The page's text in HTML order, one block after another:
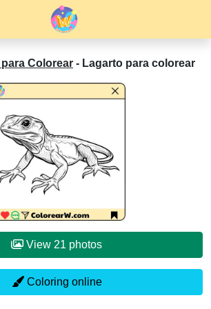
Colorear - Lagarto para colorear
View 21 photos
Coloring online